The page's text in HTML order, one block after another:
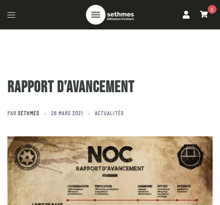
0
RAPPORT D’AVANCEMENT
PAR SETHMES 26 MARS 2021 ACTUALITÉS